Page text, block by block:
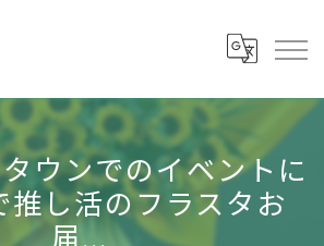
ウンでのイベントに
推し活のフラスタお
届...